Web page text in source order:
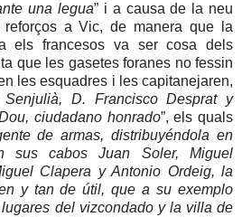
una legua” i a causa de la neu
reforços a Vic, de manera que la
els francesos va ser cosa dels
que les gasetes foranes no fessin
les esquadres i les capitanejaren,
D. Francisco Desprat y
ciudadano honrado”, els quals
de armas, distribuyéndola en
sus cabos Juan Soler, Miguel
Clapera y Antonio Ordeig, la
y tan de útil, que a su exemplo
del vizcondado y la villa de